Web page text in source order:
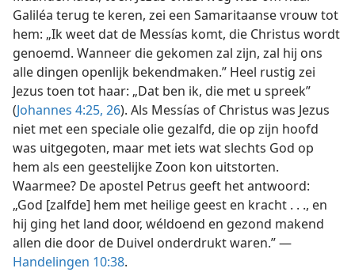
Galiléa terug te keren, zei een Samaritaanse vrouw tot
hem: „Ik weet dat de Messías komt, die Christus wordt
genoemd. Wanneer die gekomen zal zijn, zal hij ons
alle dingen openlijk bekendmaken.” Heel rustig zei
Jezus toen tot haar: „Dat ben ik, die met u spreek”
(Johannes 4:25, 26). Als Messías of Christus was Jezus
niet met een speciale olie gezalfd, die op zijn hoofd
was uitgegoten, maar met iets wat slechts God op
hem als een geestelijke Zoon kon uitstorten.
Waarmee? De apostel Petrus geeft het antwoord:
„God [zalfde] hem met heilige geest en kracht . . ., en
hij ging het land door, wéldoend en gezond makend
allen die door de Duivel onderdrukt waren.” —
Handelingen 10:38.